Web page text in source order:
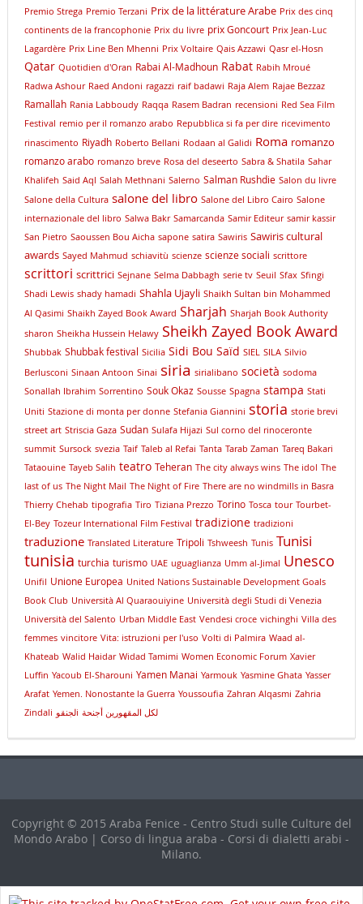
Premio Strega Premio Terzani Prix de la littérature Arabe Prix des cinq
continents de la francophonie Prix du livre prix Goncourt Prix Jean-Luc
Lagardère Prix Line Ben Mhenni Prix Voltaire Qais Azzawi Qasr el-Hosn
Qatar Quotidien d'Oran Rabai Al-Madhoun Rabat Rabih Mroué
Radwa Ashour Raed Andoni ragazzi raif badawi Raja Alem Rajae Bezzaz
Ramallah Rania Labboudy Raqqa Rasem Badran recensioni Red Sea Film
Festival remio per il romanzo arabo Repubblica si fa per dire ricevimento
rinascimento Riyadh Roberto Bellani Rodaan al Galidi Roma romanzo
romanzo arabo romanzo breve Rosa del deseerto Sabra & Shatila Sahar
Khalifeh Said Aql Salah Methnani Salerno Salman Rushdie Salon du livre
Salone della Cultura salone del libro Salone del Libro Cairo Salone
internazionale del libro Salwa Bakr Samarcanda Samir Editeur samir kassir
San Pietro Saoussen Bou Aicha sapone satira Sawiris Sawiris cultural
awards Sayed Mahmud schiavitù scienze scienze sociali scrittore
scrittori scrittrici Sejnane Selma Dabbagh serie tv Seuil Sfax Sfingi
Shadi Lewis shady hamadi Shahla Ujayli Shaikh Sultan bin Mohammed
Al Qasimi Shaikh Zayed Book Award Sharjah Sharjah Book Authority
sharon Sheikha Hussein Helawy Sheikh Zayed Book Award
Shubbak Shubbak festival Sicilia Sidi Bou Saïd SIEL SILA Silvio
Berlusconi Sinaan Antoon Sinai siria sirialibano società sodoma
Sonallah Ibrahim Sorrentino Souk Okaz Sousse Spagna stampa Stati
Uniti Stazione di monta per donne Stefania Giannini storia storie brevi
street art Striscia Gaza Sudan Sulafa Hijazi Sul corno del rinoceronte
summit Sursock svezia Taif Taleb al Refai Tanta Tarab Zaman Tareq Bakari
Tataouine Tayeb Salih teatro Teheran The city always wins The idol The
last of us The Night Mail The Night of Fire There are no windmills in Basra
Thierry Chehab tipografia Tiro Tiziana Prezzo Torino Tosca tour Tourbet-
El-Bey Tozeur International Film Festival tradizione tradizioni
traduzione Translated Literature Tripoli Tshweesh Tunis Tunisi
tunisia turchia turismo UAE uguaglianza Umm al-Jimal Unesco
Unifil Unione Europea United Nations Sustainable Development Goals
Book Club Università Al Quaraouiyine Università degli Studi di Venezia
Università del Salento Urban Middle East Vendesi croce vichinghi Villa des
femmes vincitore Vita: istruzioni per l'uso Volti di Palmira Waad al-
Khateab Walid Haidar Widad Tamimi Women Economic Forum Xavier
Luffin Yacoub El-Sharouni Yamen Manai Yarmouk Yasmine Ghata Yasser
Arafat Yemen. Nonostante la Guerra Youssoufia Zahran Alqasmi Zahria
Zindali
لجنقوi لكل المقهورين أجنحة
Copyright © 2015 Araba Fenice - Centro Studi sulle Culture del
Mondo Arabo | Corso di lingua araba - Corsi di dialetti arabi -
Milano.